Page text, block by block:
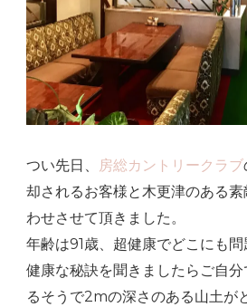
の
つい先日、 房総カントリークラブ
却されるお客様と木更津のある
わせさせて頂きました。
年齢は91歳、超健康でどこにも問
健康な秘訣を聞きましたらご自
るそうで2mの深さのある山土が